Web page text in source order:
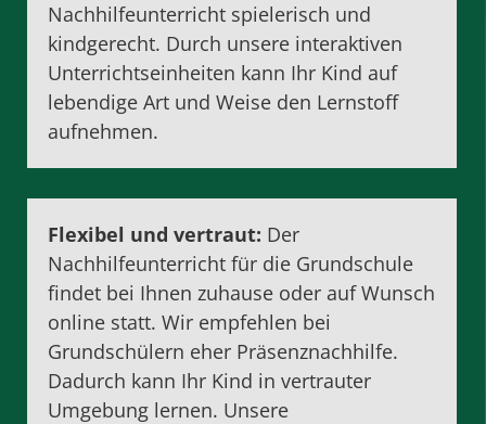
Nachhilfeunterricht spielerisch und
kindgerecht. Durch unsere interaktiven
Unterrichtseinheiten kann Ihr Kind auf
lebendige Art und Weise den Lernstoff
aufnehmen.
Flexibel und vertraut: Der
Nachhilfeunterricht für die Grundschule
findet bei Ihnen zuhause oder auf Wunsch
online statt. Wir empfehlen bei
Grundschülern eher Präsenznachhilfe.
Dadurch kann Ihr Kind in vertrauter
Umgebung lernen. Unsere